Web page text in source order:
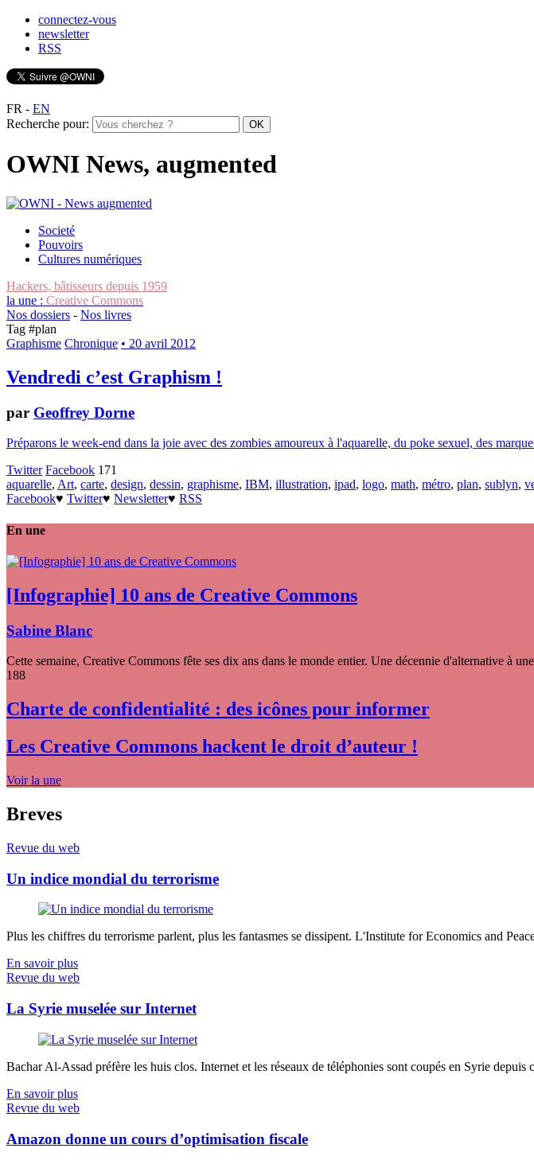
connectez-vous
newsletter
RSS
FR - EN
Recherche pour:
OWNI News, augmented
Societé
Pouvoirs
Cultures numériques
Hackers, bâtisseurs depuis 1959
la une : Creative Commons
Nos dossiers - Nos livres
Tag #plan
Graphisme Chronique • 20 avril 2012
Vendredi c’est Graphism !
par Geoffrey Dorne
Préparons le week-end dans la joie avec des zombies amoureux à l'aquarelle, du poke sexuel, des
Twitter Facebook 171
aquarelle, Art, carte, design, dessin, graphisme, IBM, illustration, ipad, logo, math, métro, plan, sublyn,
Facebook♥ Twitter♥ Newsletter♥ RSS
En une
[Infographie] 10 ans de Creative Commons
Sabine Blanc
Cette semaine, Creative Commons fête ses dix ans dans le monde entier. Une décennie d'alternative à
188
Charte de confidentialité : des icônes pour informer
Les Creative Commons hackent le droit d’auteur !
Voir la une
Breves
Revue du web
Un indice mondial du terrorisme
Plus les chiffres du terrorisme parlent, plus les fantasmes se dissipent. L'Institute for Economics and
En savoir plus
Revue du web
La Syrie muselée sur Internet
Bachar Al-Assad préfère les huis clos. Internet et les réseaux de téléphonies sont coupés en Syrie depuis
En savoir plus
Revue du web
Amazon donne un cours d’optimisation fiscale